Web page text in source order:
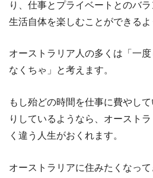
り、仕事とプライベートとのバ
生活自体を楽しむことができる
オーストラリア人の多くは「一
なくちゃ」と考えます。
もし殆どの時間を仕事に費やし
りしているようなら、オースト
く違う人生がおくれます。
オーストラリアに住みたくなって